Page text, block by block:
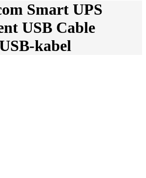
Smart UPS
USB Cable
kabel